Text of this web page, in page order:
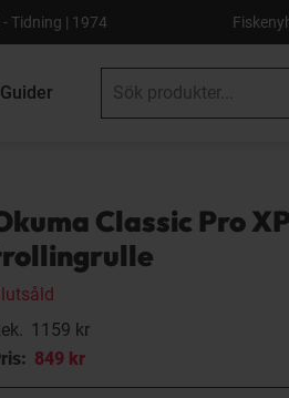
Tidning | 1974
Guider
Classic Pro
1159 kr
849 kr